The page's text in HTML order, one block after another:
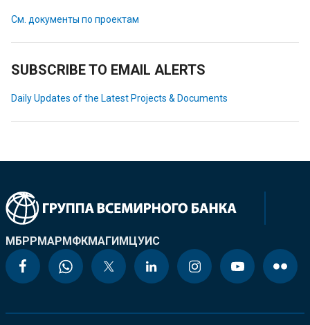
См. документы по проектам
SUBSCRIBE TO EMAIL ALERTS
Daily Updates of the Latest Projects & Documents
МБРРМАРМФКМАГИМЦУИС